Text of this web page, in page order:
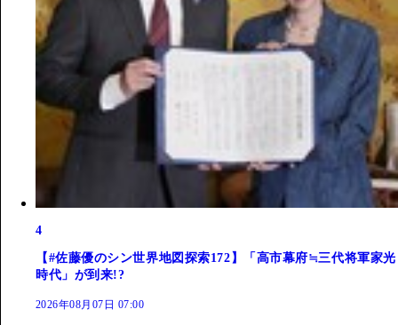
4
【#佐藤優のシン世界地図探索172】「高市幕府≒三代将軍家光
時代」が到来!?
2026年08月07日 07:00